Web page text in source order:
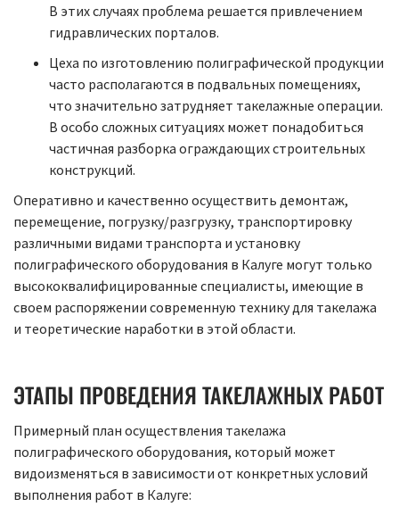
В этих случаях проблема решается привлечением
гидравлических порталов.
Цеха по изготовлению полиграфической продукции
часто располагаются в подвальных помещениях,
что значительно затрудняет такелажные операции.
В особо сложных ситуациях может понадобиться
частичная разборка ограждающих строительных
конструкций.
Оперативно и качественно осуществить демонтаж,
перемещение, погрузку/разгрузку, транспортировку
различными видами транспорта и установку
полиграфического оборудования в Калуге могут только
высококвалифицированные специалисты, имеющие в
своем распоряжении современную технику для такелажа
и теоретические наработки в этой области.
ЭТАПЫ ПРОВЕДЕНИЯ ТАКЕЛАЖНЫХ РАБОТ
Примерный план осуществления такелажа
полиграфического оборудования, который может
видоизменяться в зависимости от конкретных условий
выполнения работ в Калуге: